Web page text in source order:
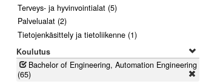
Terveys- ja hyvinvointialat (5)
Palvelualat (2)
Tietojenkäsittely ja tietoliikenne (1)
Koulutus
Bachelor of Engineering, Automation Engineering
(65)